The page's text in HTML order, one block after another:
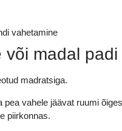
vahetamine
või madal padi
madratsiga.
pea vahele jäävat ruumi
piirkonnas.